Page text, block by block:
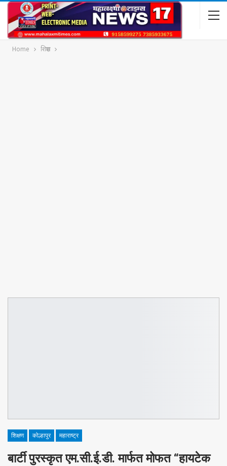
Home शिक्षण
शिक्षण कोल्हापुर महाराष्ट्र
बार्टी पुरस्कृत एम.सी.ई.डी. मार्फत मोफत “हायटेक